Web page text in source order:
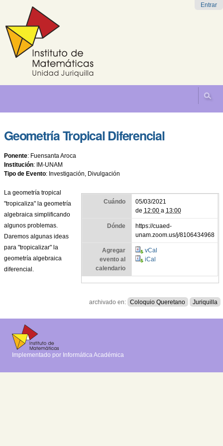
Saltar
navegación
Entrar
Geometría Tropical Diferencial
Ponente: Fuensanta Aroca
Institución: IM-UNAM
Tipo de Evento: Investigación, Divulgación
Cuándo
05/03/2021
de 12:00 a 13:00
Dónde
https://cuaed-
unam.zoom.us/j/8106434968
Agregar
evento al
calendario
vCal
iCal
La geometría tropical
"tropicaliza" la geometría
algebraica simplificando
algunos problemas.
Daremos algunas ideas
para "tropicalizar" la
geometría algebraica
diferencial.
archivado en: Coloquio Queretano Juriquilla
Implementado por Informática Académica